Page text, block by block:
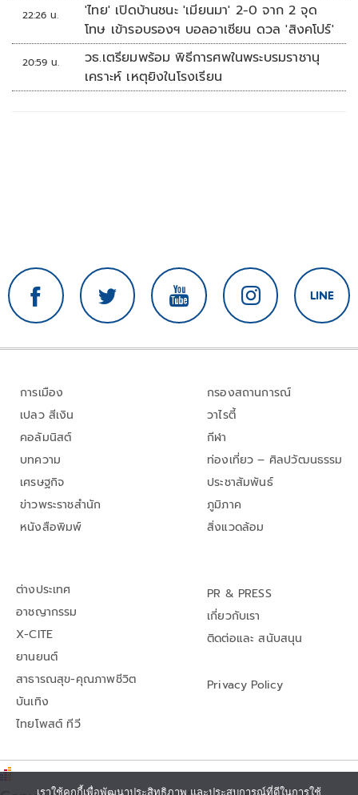
22:26 น.
'ไทย' เปิดบ้านชนะ 'เมียนมา' 2-0 จาก 2 จุด
โทษ เข้ารอบรองฯ บอลอาเซียน ดวล 'สิงคโปร์'
20:59 น.
วธ.เตรียมพร้อม พิธีการศพในพระบรมราชานุ
เคราะห์ เหตุยิงในโรงเรียน
การเมือง
เปลว สีเงิน
คอลัมนิสต์
บทความ
เศรษฐกิจ
ข่าวพระราชสำนัก
หนังสือพิมพ์
กรองสถานการณ์
วาไรตี้
กีฬา
ท่องเที่ยว – ศิลปวัฒนธรรม
ประชาสัมพันธ์
ภูมิภาค
สิ่งแวดล้อม
ต่างประเทศ
อาชญากรรม
X-CITE
ยานยนต์
สาธารณสุข-คุณภาพชีวิต
บันเทิง
ไทยโพสต์ ทีวี
PR & PRESS
เกี่ยวกับเรา
ติดต่อและ สนับสนุน
Privacy Policy
เราใช้คุกกี้เพื่อพัฒนาประสิทธิภาพ และประสบการณ์ที่ดีในการใช้